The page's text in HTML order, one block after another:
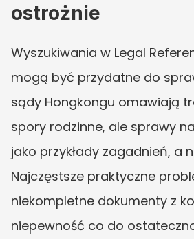
ostrożnie
Wyszukiwania w Legal
mogą być przydatne do
sądy Hongkongu omawiają
spory rodzinne, ale sprawy
jako przykłady zagadnień, a
Najczęstsze praktyczne
niekompletne dokumenty z
niepewność co do